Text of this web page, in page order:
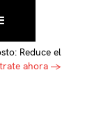
Reduce el
ahora →